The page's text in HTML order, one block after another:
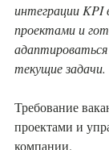
интеграции KPI
проектами и
адаптироваться
текущие задачи.
Требование
проектами и
компании.